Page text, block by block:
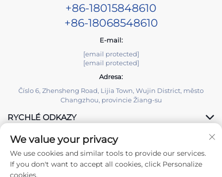
+86-18015848610
+86-18068548610
E-mail:
[email protected]
[email protected]
Adresa:
Číslo 6, Zhensheng Road, Lijia Town, Wujin District, město
Changzhou, provincie Žiang-su
RYCHLÉ ODKAZY
PRODUKTY
We value your privacy
We use cookies and similar tools to provide our services.
If you don't want to accept all cookies, click Personalize
cookies.